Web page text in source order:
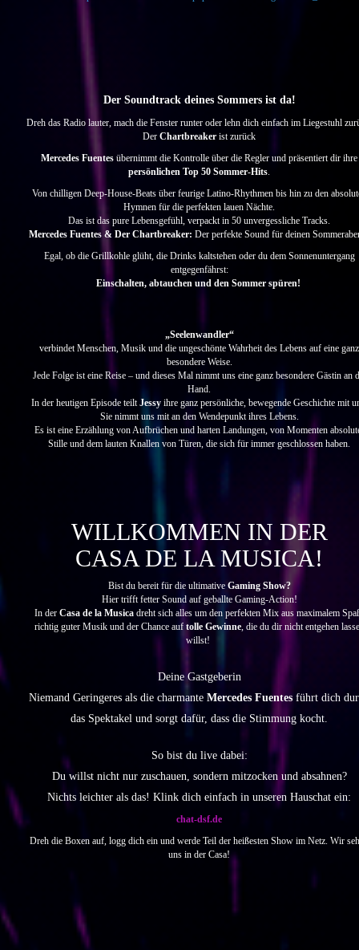
Der Soundtrack deines Sommers ist da!
Dreh das Radio lauter, mach die Fenster runter oder lehn dich einfach im Liegestuhl
Der Chartbreaker ist zurück
Mercedes Fuentes übernimmt die Kontrolle über die Regler und präsentiert dir ihre
persönlichen Top 50 Sommer-Hits
Von chilligen Deep-House-Beats über feurige Latino-Rhythmen bis hin zu den
Hymnen für die perfekten lauen Nächte.
Das ist das pure Lebensgefühl, verpackt in 50 unvergessliche Tracks.
Mercedes Fuentes & Der Chartbreaker: Der perfekte Sound für deinen
Egal, ob die Grillkohle glüht, die Drinks kaltstehen oder du dem Sonnenuntergang
entgegenfährst:
Einschalten, abtauchen und den Sommer spüren!
„Seelenwandler“
verbindet Menschen, Musik und die ungeschönte Wahrheit des Lebens auf eine ganz
besondere Weise.
Jede Folge ist eine Reise – und dieses Mal nimmt uns eine ganz besondere Gästin an
Hand.
In der heutigen Episode teilt Jessyihre ganz persönliche, bewegende Geschichte mit
Sie nimmt uns mit an den Wendepunkt ihres Lebens.
Es ist eine Erzählung von Aufbrüchen und harten Landungen, von Momenten
Stille und dem lauten Knallen von Türen, die sich für immer geschlossen haben.
WILLKOMMEN IN DER
CASA DE LA MUSICA!
Bist du bereit für die ultimative Gaming Show?
Hier trifft fetter Sound auf geballte Gaming-Action!
In der Casa de la Musica dreht sich alles um den perfekten Mix aus maximalem
richtig guter Musik und der Chance auf tolle Gewinne, die du dir nicht entgehen
willst!
Deine Gastgeberin
Niemand Geringeres als die charmante Mercedes Fuentes führt dich
das Spektakel und sorgt dafür, dass die Stimmung kocht.
So bist du live dabei:
Du willst nicht nur zuschauen, sondern mitzocken und absahnen?
Nichts leichter als das! Klink dich einfach in unseren Hauschat ein:
chat-dsf.de
Dreh die Boxen auf, logg dich ein und werde Teil der heißesten Show im Netz. Wir
uns in der Casa!